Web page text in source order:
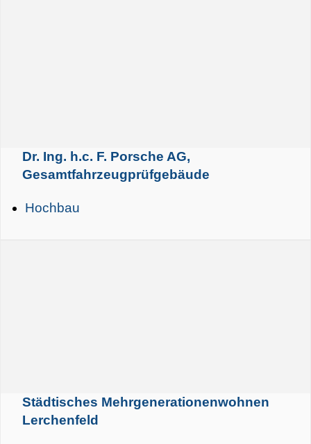
Dr. Ing. h.c. F. Porsche AG,
Gesamtfahrzeugprüfgebäude
Hochbau
Städtisches Mehrgenerationenwohnen
Lerchenfeld